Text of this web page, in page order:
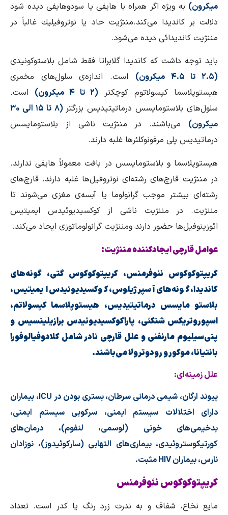
میكرون) به ویژه اگر همراه با هایفی یا سودوهایفی دیده شود
دلالت بر كاندیدا می‌كند.مننژیت حاد یا نوتروفیلیك غالباً در
مننژیت كاندیدائی دیده می‌شود.
باید توجه داشت كه كاندیدا گلابراتا فقط شامل بلاستوكونیدی
(۲.۵ تا ۴.۵ میكرون)
است. اندازه‌ی سلول‌های‌ مخمری
هیستوپلاسما كپسولاتوم كوچكتر (۲ تا ۴ میكرون)
است.
سلول‌های بلاستومایسس درماتیتیدیس بزرگتر
(۸ تا ۱۵ الی ۳۰
میكرون)
می‌باشند. در مننژیت ناشی از بلاستومایسس
درماتیدیس پلی مرفونوكلئرها غلبه دارند.
هیستوپلاسما و بلاستومایسس در بافت معمولاً هایفی ندارند.
در مننژیت قارچ‌های رشته‌ای نوتروفیل‌ها غلبه دارند. قارچ‌های
رشته‌ای بیشتر موجب گرانولوما یا آبسه‌ی مغزی می‌شوند تا
مننژیت. در مننژیت ناشی از كوكسیدیوئیدس ایمیتیس
ائوزینوفیل‌ها حضور دارند ومننژیت گرانولوماتوزی ایجاد می‌كند.
عوامل قارچی ایجادكننده مننژیت:
كریپتوكوكوس نئوفرمنس، كریپتوكوكوس گتی، گونه‌های
كاندیدا، گونه‌های آسپرژیلوس، كوكسیدیوئیدس ایمیتیس،
بلاستو مایسس درماتیتیدیس، هیستوپلاسما كپسولاتم،
اسپوروتریكس شنكئی، پاراكوكسیدیوئیدس برازیلینسیس و
پنی‌سیلیوم مارنفئی و علل قارچی نادر شامل كلادوفیالوفورا
بانتیانا، موكور و رودوترولا می‌باشند.
علل زمینه‌ای:
پیوند ارگان، شیمی درمانی سرطان، بستری بودن در ICU، بیماران
دارای اختلالات سیستم ایمنی، سركوبی سیستم ایمنی،
بدخیمی‌های خونی (لوسمی، لنفوم)، درمان‌های
كورتیكوستروئیدی، بیماری‌های التهابی (ساركوئیدوز)، نوزادان
نارس، بیماران HIV مثبت.
كریپتوكوكوس نئوفرمنس
مایع نخاع، شفاف و به ندرت زرد رنگ یا كدر است. تعداد